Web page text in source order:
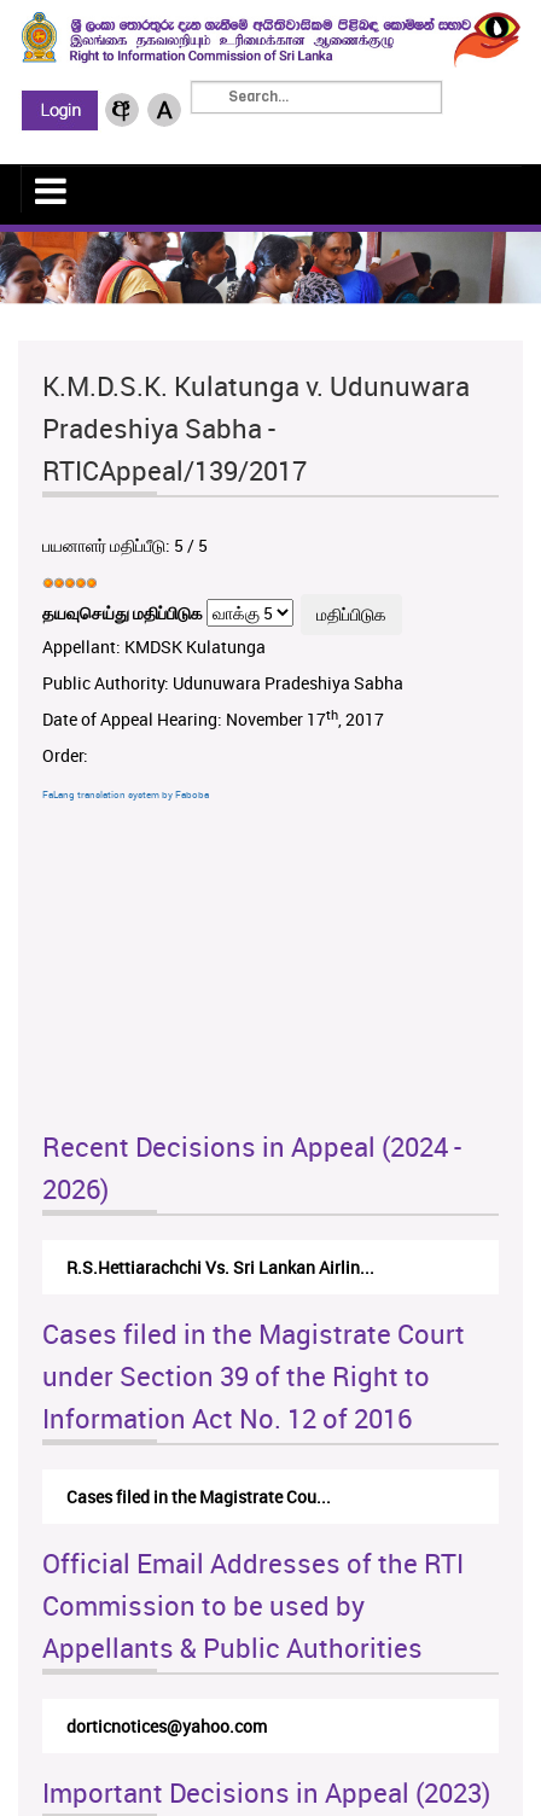
K.M.D.S.K. Kulatunga v. Udunuwara
Pradeshiya Sabha -
RTICAppeal/139/2017
பயனாளர் மதிப்பீடு: 5 / 5
தயவுசெய்து மதிப்பிடுக
Appellant: KMDSK Kulatunga
Public Authority: Udunuwara Pradeshiya Sabha
Date of Appeal Hearing: November 17th, 2017
Order:
FaLang translation system by Faboba
Recent Decisions in Appeal (2024 -
2026)
R.S.Hettiarachchi Vs. Sri Lankan Airlin...
Cases filed in the Magistrate Court
under Section 39 of the Right to
Information Act No. 12 of 2016
Cases filed in the Magistrate Cou...
Official Email Addresses of the RTI
Commission to be used by
Appellants & Public Authorities
dorticnotices@yahoo.com
Important Decisions in Appeal (2023)